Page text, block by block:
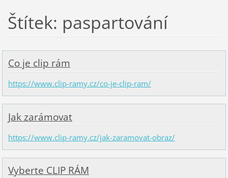
Štítek: paspartování
Co je clip rám
https://www.clip-ramy.cz/co-je-clip-ram/
Jak zarámovat
https://www.clip-ramy.cz/jak-zaramovat-obraz/
Vyberte CLIP RÁM